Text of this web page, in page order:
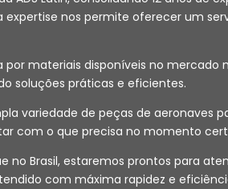
nos permite oferecer um
materiais disponíveis no mercado
soluções práticas e eficientes.
variedade de peças de aeronaves
com o que precisa no momento
no Brasil, estaremos prontos para
com máxima rapidez e